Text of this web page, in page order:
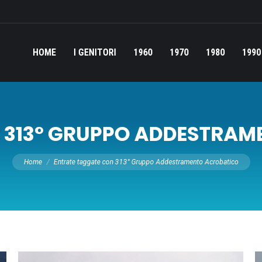
HOME I GENITORI 1960 1970 1980 1990
313° GRUPPO
Tu sei qui:
Home Entrate taggate con 313° Gruppo Addestramento Acrobatico